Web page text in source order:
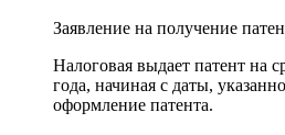
Заявление на получение
Налоговая выдает патент на
года, начиная с даты,
оформление патента.